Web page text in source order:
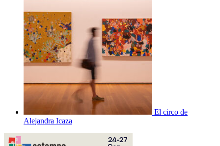
El circo de
Alejandra Icaza